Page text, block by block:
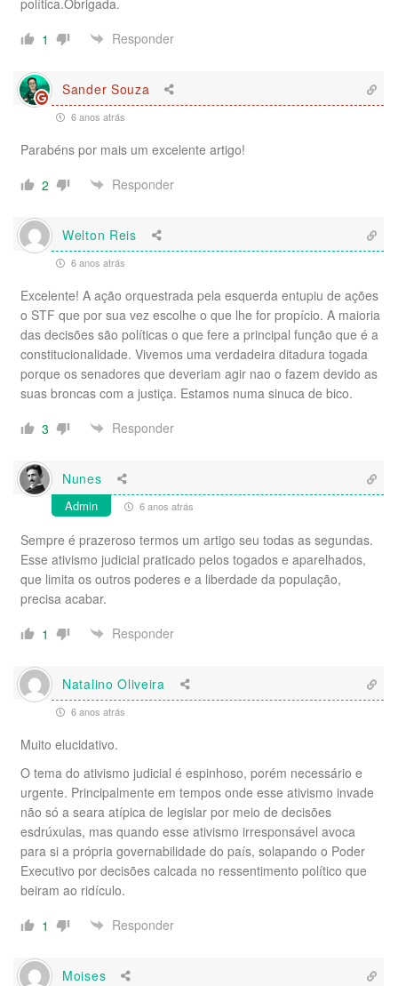
1
Responder
Sander Souza
6 anos atrás
Parabéns por mais um excelente artigo!
2
Responder
Welton Reis
6 anos atrás
Excelente! A ação orquestrada pela esquerda entupiu de ações
o STF que por sua vez escolhe o que lhe for propício. A maioria
das decisões são políticas o que fere a principal função que é a
constitucionalidade. Vivemos uma verdadeira ditadura togada
porque os senadores que deveriam agir nao o fazem devido as
suas broncas com a justiça. Estamos numa sinuca de bico.
3
Responder
Nunes
Admin 6 anos atrás
Sempre é prazeroso termos um artigo seu todas as segundas.
Esse ativismo judicial praticado pelos togados e aparelhados,
que limita os outros poderes e a liberdade da população,
precisa acabar.
1
Responder
Natalino Oliveira
6 anos atrás
Muito elucidativo.
O tema do ativismo judicial é espinhoso, porém necessário e
urgente. Principalmente em tempos onde esse ativismo invade
não só a seara atípica de legislar por meio de decisões
esdrúxulas, mas quando esse ativismo irresponsável avoca
para si a própria governabilidade do país, solapando o Poder
Executivo por decisões calcada no ressentimento político que
beiram ao ridículo.
1
Responder
Moises